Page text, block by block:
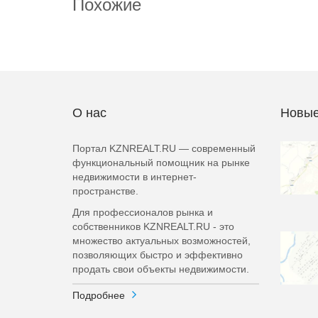
Похожие
О нас
Портал KZNREALT.RU — современный
функциональный помощник на рынке
недвижимости в интернет-
пространстве.
Для профессионалов рынка и
собственников KZNREALT.RU - это
множество актуальных возможностей,
позволяющих быстро и эффективно
продать свои объекты недвижимости.
Подробнее